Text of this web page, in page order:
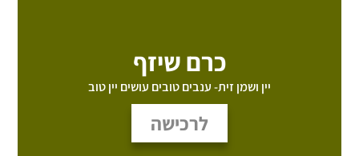
כרם שיזף
יין ושמן זית- ענבים טובים עושים יין טוב
לרכישה